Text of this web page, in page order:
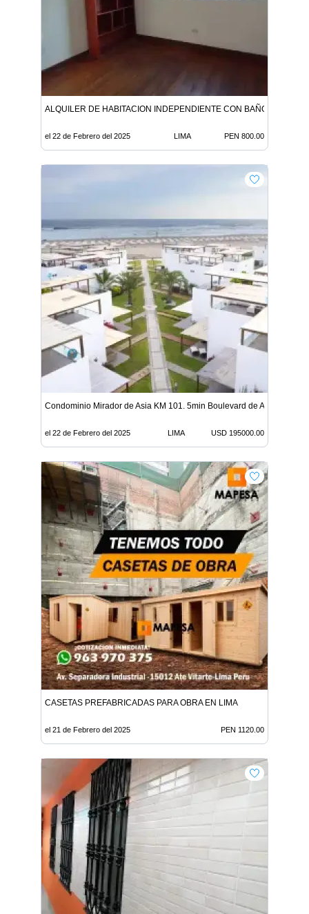
ALQUILER DE HABITACION INDEPENDIENTE CON BAÑO PROPIO
el 22 de Febrero del 2025 LIMA PEN 800.00
Condominio Mirador de Asia KM 101. 5min Boulevard de Asia
el 22 de Febrero del 2025 LIMA USD 195000.00
CASETAS PREFABRICADAS PARA OBRA EN LIMA
el 21 de Febrero del 2025 PEN 1120.00